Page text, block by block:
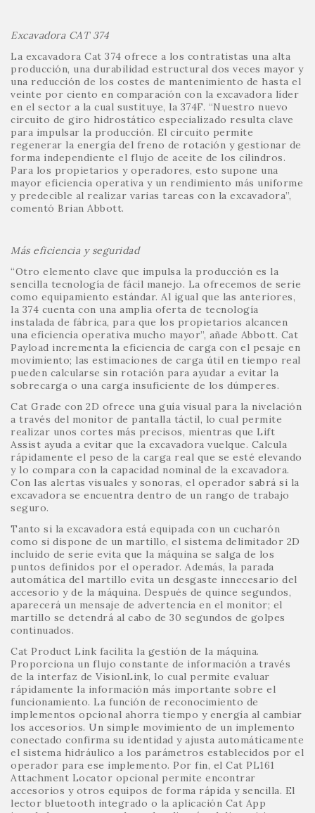
Excavadora CAT 374
La excavadora Cat 374 ofrece a los contratistas una alta
producción, una durabilidad estructural dos veces mayor y
una reducción de los costes de mantenimiento de hasta el
veinte por ciento en comparación con la excavadora líder
en el sector a la cual sustituye, la 374F. “Nuestro nuevo
circuito de giro hidrostático especializado resulta clave
para impulsar la producción. El circuito permite
regenerar la energía del freno de rotación y gestionar de
forma independiente el flujo de aceite de los cilindros.
Para los propietarios y operadores, esto supone una
mayor eficiencia operativa y un rendimiento más uniforme
y predecible al realizar varias tareas con la excavadora”,
comentó Brian Abbott.
Más eficiencia y seguridad
“Otro elemento clave que impulsa la producción es la
sencilla tecnología de fácil manejo. La ofrecemos de serie
como equipamiento estándar. Al igual que las anteriores,
la 374 cuenta con una amplia oferta de tecnología
instalada de fábrica, para que los propietarios alcancen
una eficiencia operativa mucho mayor”, añade Abbott. Cat
Payload incrementa la eficiencia de carga con el pesaje en
movimiento; las estimaciones de carga útil en tiempo real
pueden calcularse sin rotación para ayudar a evitar la
sobrecarga o una carga insuficiente de los dúmperes.
Cat Grade con 2D ofrece una guía visual para la nivelación
a través del monitor de pantalla táctil, lo cual permite
realizar unos cortes más precisos, mientras que Lift
Assist ayuda a evitar que la excavadora vuelque. Calcula
rápidamente el peso de la carga real que se esté elevando
y lo compara con la capacidad nominal de la excavadora.
Con las alertas visuales y sonoras, el operador sabrá si la
excavadora se encuentra dentro de un rango de trabajo
seguro.
Tanto si la excavadora está equipada con un cucharón
como si dispone de un martillo, el sistema delimitador 2D
incluido de serie evita que la máquina se salga de los
puntos definidos por el operador. Además, la parada
automática del martillo evita un desgaste innecesario del
accesorio y de la máquina. Después de quince segundos,
aparecerá un mensaje de advertencia en el monitor; el
martillo se detendrá al cabo de 30 segundos de golpes
continuados.
Cat Product Link facilita la gestión de la máquina.
Proporciona un flujo constante de información a través
de la interfaz de VisionLink, lo cual permite evaluar
rápidamente la información más importante sobre el
funcionamiento. La función de reconocimiento de
implementos opcional ahorra tiempo y energía al cambiar
los accesorios. Un simple movimiento de un implemento
conectado confirma su identidad y ajusta automáticamente
el sistema hidráulico a los parámetros establecidos por el
operador para ese implemento. Por fin, el Cat PL161
Attachment Locator opcional permite encontrar
accesorios y otros equipos de forma rápida y sencilla. El
lector bluetooth integrado o la aplicación Cat App